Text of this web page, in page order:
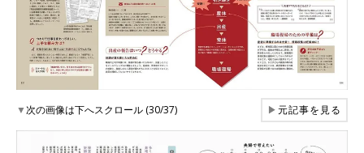
▼次の画像は下へスクロール (30/37) ▶元記事を見る